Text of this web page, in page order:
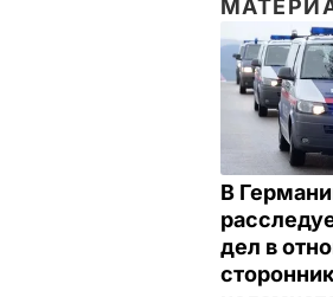
В
дел в